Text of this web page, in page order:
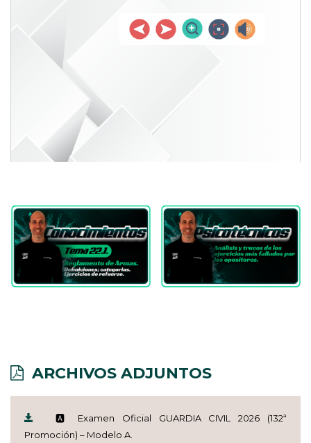
ARCHIVOS ADJUNTOS
🅰️ Examen Oficial GUARDIA CIVIL 2026 (132ª
Promoción) – Modelo A.